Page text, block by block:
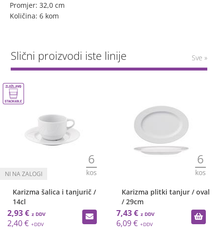
Promjer: 32,0 cm
Količina: 6 kom
Slični proizvodi iste linije Sve »
6
kos
Karizma šalica i tanjurič /
14cl
2,93 €
2,40 €
6
kos
Karizma plitki tanjur / oval
/ 29cm
7,43 €
6,09 €